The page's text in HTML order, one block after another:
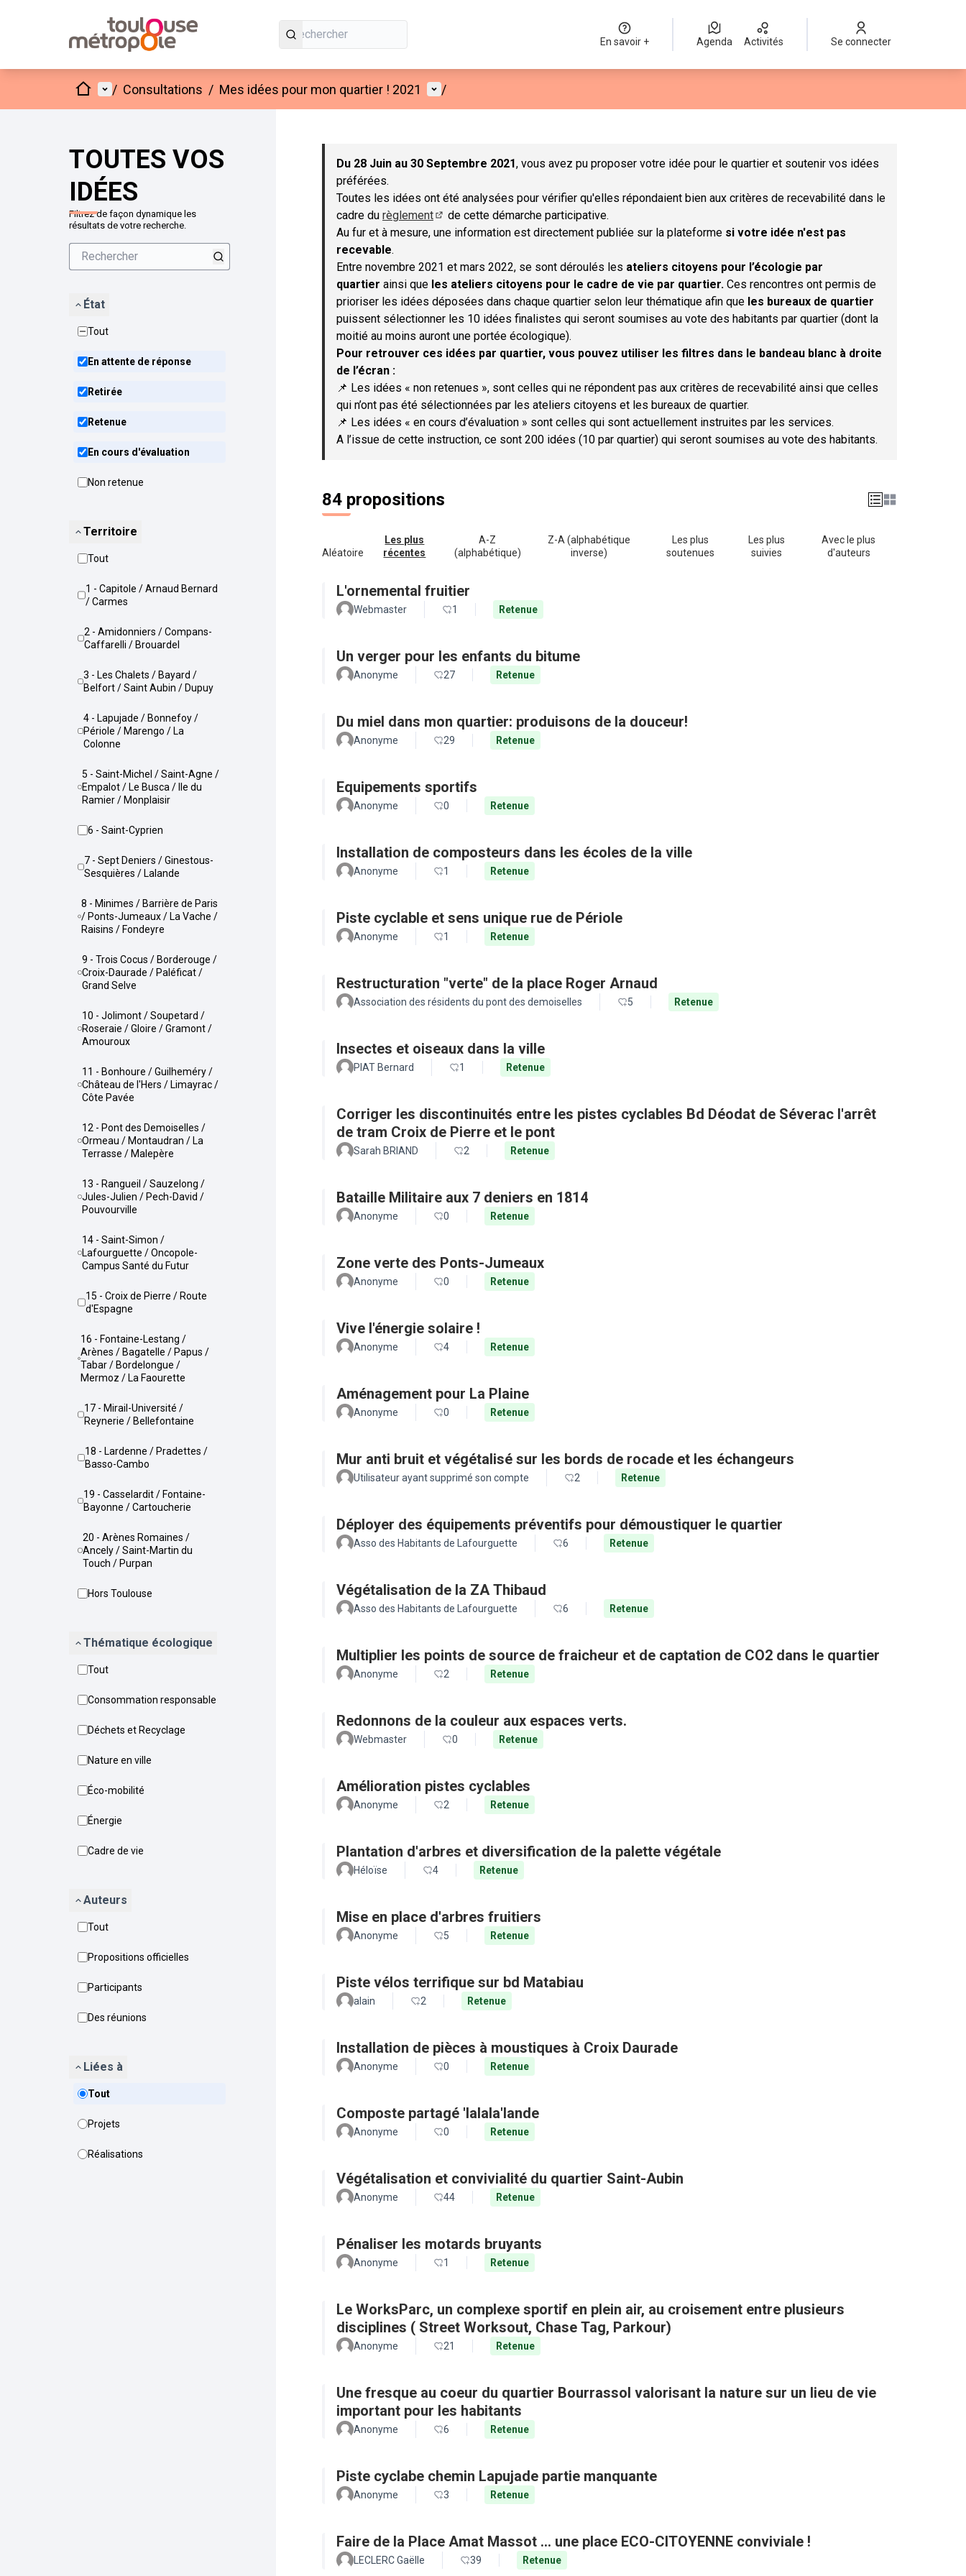
En savoir + Agenda Activités Se connecter
AccueilMenu principal
/ Consultations / Mes idées pour mon quartier ! 2021 Menu utilisateur
/
TOUTES VOS
IDÉES
Filtrez de façon dynamique les
résultats de votre recherche.
État
Tout
En attente de réponse
Retirée
Retenue
En cours d'évaluation
Non retenue
Territoire
Tout
1 - Capitole / Arnaud Bernard
/ Carmes
2 - Amidonniers / Compans-
Caffarelli / Brouardel
3 - Les Chalets / Bayard /
Belfort / Saint Aubin / Dupuy
4 - Lapujade / Bonnefoy /
Périole / Marengo / La
Colonne
5 - Saint-Michel / Saint-Agne /
Empalot / Le Busca / Ile du
Ramier / Monplaisir
6 - Saint-Cyprien
7 - Sept Deniers / Ginestous-
Sesquières / Lalande
8 - Minimes / Barrière de Paris
/ Ponts-Jumeaux / La Vache /
Raisins / Fondeyre
9 - Trois Cocus / Borderouge /
Croix-Daurade / Paléficat /
Grand Selve
10 - Jolimont / Soupetard /
Roseraie / Gloire / Gramont /
Amouroux
11 - Bonhoure / Guilheméry /
Château de l'Hers / Limayrac /
Côte Pavée
12 - Pont des Demoiselles /
Ormeau / Montaudran / La
Terrasse / Malepère
13 - Rangueil / Sauzelong /
Jules-Julien / Pech-David /
Pouvourville
14 - Saint-Simon /
Lafourguette / Oncopole-
Campus Santé du Futur
15 - Croix de Pierre / Route
d'Espagne
16 - Fontaine-Lestang /
Arènes / Bagatelle / Papus /
Tabar / Bordelongue /
Mermoz / La Faourette
17 - Mirail-Université /
Reynerie / Bellefontaine
18 - Lardenne / Pradettes /
Basso-Cambo
19 - Casselardit / Fontaine-
Bayonne / Cartoucherie
20 - Arènes Romaines /
Ancely / Saint-Martin du
Touch / Purpan
Hors Toulouse
Thématique écologique
Tout
Consommation responsable
Déchets et Recyclage
Nature en ville
Éco-mobilité
Énergie
Cadre de vie
Auteurs
Tout
Propositions officielles
Participants
Des réunions
Liées à
Tout
Projets
Réalisations
Passer la carte
Du 28 Juin au 30 Septembre 2021, vous avez pu proposer votre idée pour le quartier et soutenir vos idées
préférées.
Toutes les idées ont été analysées pour vérifier qu'elles répondaient bien aux critères de recevabilité dans le
cadre du règlement
(S'ouvre dans un nouvel onglet)
de cette démarche participative.
Au fur et à mesure, une information est directement publiée sur la plateforme si votre idée n'est pas
recevable.
Entre novembre 2021 et mars 2022, se sont déroulés les ateliers citoyens pour l’écologie par
quartier ainsi que les ateliers citoyens pour le cadre de vie par quartier. Ces rencontres ont permis de
prioriser les idées déposées dans chaque quartier selon leur thématique afin que les bureaux de quartier
puissent sélectionner les 10 idées finalistes qui seront soumises au vote des habitants par quartier (dont la
moitié au moins auront une portée écologique).
Pour retrouver ces idées par quartier, vous pouvez utiliser les filtres dans le bandeau blanc à droite
de l’écran :
📌 Les idées « non retenues », sont celles qui ne répondent pas aux critères de recevabilité ainsi que celles
qui n’ont pas été sélectionnées par les ateliers citoyens et les bureaux de quartier.
📌 Les idées « en cours d’évaluation » sont celles qui sont actuellement instruites par les services.
A l’issue de cette instruction, ce sont 200 idées (10 par quartier) qui seront soumises au vote des habitants.
84 propositions
Aléatoire
Les plus
récentes
A-Z
(alphabétique)
Z-A (alphabétique
inverse)
Les plus
soutenues
Les plus
suivies
Avec le plus
d'auteurs
L'ornemental fruitier
Webmaster 1 Retenue
Un verger pour les enfants du bitume
Anonyme 27 Retenue
Du miel dans mon quartier: produisons de la douceur!
Anonyme 29 Retenue
Equipements sportifs
Anonyme 0 Retenue
Installation de composteurs dans les écoles de la ville
Anonyme 1 Retenue
Piste cyclable et sens unique rue de Périole
Anonyme 1 Retenue
Restructuration "verte" de la place Roger Arnaud
Association des résidents du pont des demoiselles 5 Retenue
Insectes et oiseaux dans la ville
PIAT Bernard 1 Retenue
Corriger les discontinuités entre les pistes cyclables Bd Déodat de Séverac l'arrêt
de tram Croix de Pierre et le pont
Sarah BRIAND 2 Retenue
Bataille Militaire aux 7 deniers en 1814
Anonyme 0 Retenue
Zone verte des Ponts-Jumeaux
Anonyme 0 Retenue
Vive l'énergie solaire !
Anonyme 4 Retenue
Aménagement pour La Plaine
Anonyme 0 Retenue
Mur anti bruit et végétalisé sur les bords de rocade et les échangeurs
Utilisateur ayant supprimé son compte 2 Retenue
Déployer des équipements préventifs pour démoustiquer le quartier
Asso des Habitants de Lafourguette 6 Retenue
Végétalisation de la ZA Thibaud
Asso des Habitants de Lafourguette 6 Retenue
Multiplier les points de source de fraicheur et de captation de CO2 dans le quartier
Anonyme 2 Retenue
Redonnons de la couleur aux espaces verts.
Webmaster 0 Retenue
Amélioration pistes cyclables
Anonyme 2 Retenue
Plantation d'arbres et diversification de la palette végétale
Héloïse 4 Retenue
Mise en place d'arbres fruitiers
Anonyme 5 Retenue
Piste vélos terrifique sur bd Matabiau
alain 2 Retenue
Installation de pièces à moustiques à Croix Daurade
Anonyme 0 Retenue
Composte partagé 'lalala'lande
Anonyme 0 Retenue
Végétalisation et convivialité du quartier Saint-Aubin
Anonyme 44 Retenue
Pénaliser les motards bruyants
Anonyme 1 Retenue
Le WorksParc, un complexe sportif en plein air, au croisement entre plusieurs
disciplines ( Street Worksout, Chase Tag, Parkour)
Anonyme 21 Retenue
Une fresque au coeur du quartier Bourrassol valorisant la nature sur un lieu de vie
important pour les habitants
Anonyme 6 Retenue
Piste cyclabe chemin Lapujade partie manquante
Anonyme 3 Retenue
Faire de la Place Amat Massot ... une place ECO-CITOYENNE conviviale !
LECLERC Gaëlle 39 Retenue